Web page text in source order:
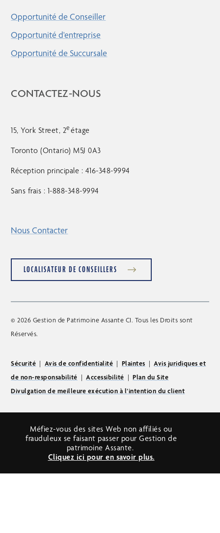
Opportunité de Conseiller
Opportunité d'entreprise
Opportunité de Succursale
CONTACTEZ-NOUS
15, York Street, 2e étage
Toronto (Ontario) M5J 0A3
Réception principale : 416-348-9994
Sans frais : 1-888-348-9994
Nous Contacter
LOCALISATEUR DE CONSEILLERS
© 2026 Gestion de Patrimoine Assante CI. Tous les Droits sont
Réservés.
Sécurité | Avis de confidentialité | Plaintes |Avis juridiques et
de non-responsabilité |Accessibilité |Plan du Site
Divulgation de meilleure exécution à l’intention du client
Méfiez-vous des sites Web non affiliés ou
frauduleux se faisant passer pour Gestion de
patrimoine Assante.
Cliquez ici pour en savoir plus.